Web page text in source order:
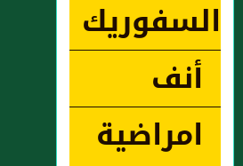
السفوريك
أنف
امراضية